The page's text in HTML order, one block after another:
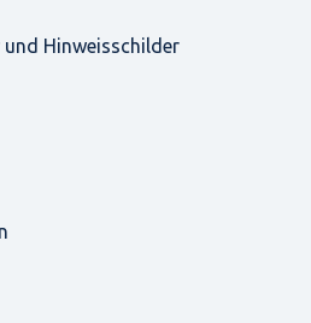
Hinweisschilder